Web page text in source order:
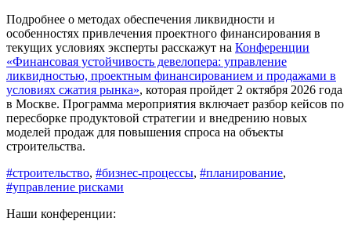
Подробнее о методах обеспечения ликвидности и
особенностях привлечения проектного финансирования в
текущих условиях эксперты расскажут на Конференции
«Финансовая устойчивость девелопера: управление
ликвидностью, проектным финансированием и продажами в
условиях сжатия рынка», которая пройдет 2 октября 2026 года
в Москве. Программа мероприятия включает разбор кейсов по
пересборке продуктовой стратегии и внедрению новых
моделей продаж для повышения спроса на объекты
строительства.
#строительство, #бизнес-процессы, #планирование,
#управление рисками
Наши конференции: